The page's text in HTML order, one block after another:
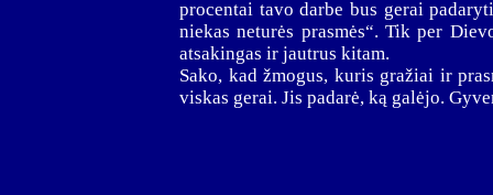
procentai tavo darbe bus gerai
niekas neturės prasmės“. Tik per
atsakingas ir jautrus kitam.
Sako, kad žmogus, kuris gražiai ir
viskas gerai. Jis padarė, ką galėjo.